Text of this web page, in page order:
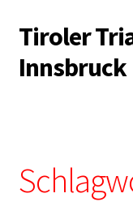
Zur
Navigation
springen
Zum
Inhalt
springen
Tiroler
Innsbruck
Der Verein